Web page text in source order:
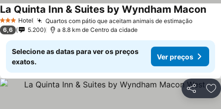
3 EstrelasHotel Quartos com pátio que aceitam animais de estimação
La Quinta Inn & Suites by Wyndham Macon
6,6 5.200 a 8.8 km de Centro da cidade
Selecione as datas para ver os preços
exatos.
Ver preços
Partilhar